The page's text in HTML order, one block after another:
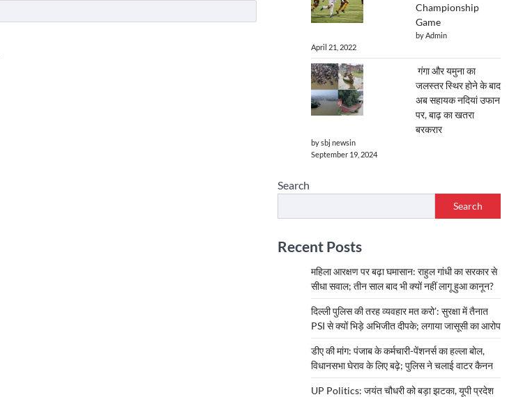
Championship
Game
by Admin
April 21, 2022
गंगा और यमुना का
जलस्तर स्थिर होने के बाद
अब सहायक नदियां उफान
पर, बाढ़ का खतरा
बरकरार
by sbj newsin
September 19, 2024
Search
Search
Recent Posts
महिला आरक्षण पर बढ़ा घमासान: राहुल गांधी का सरकार से
सीधा सवाल; तीन साल बाद भी क्यों नहीं लागू हुआ कानून?
दिल्ली पुलिस की तरह व्यवहार मत करो’: सुरक्षा में तैनात
PSI से क्यों भिड़े अभिजीत दीपके; लगाया जासूसी का आरोप
डीए की मांग: पंजाब के कर्मचारी-पेंशनर्स का हल्ला बोल,
विधानसभा घेराव के लिए बढ़े; पुलिस ने चलाई वाटर कैनन
UP Politics: जयंत चौधरी को बड़ा झटका, यूपी प्रदेश